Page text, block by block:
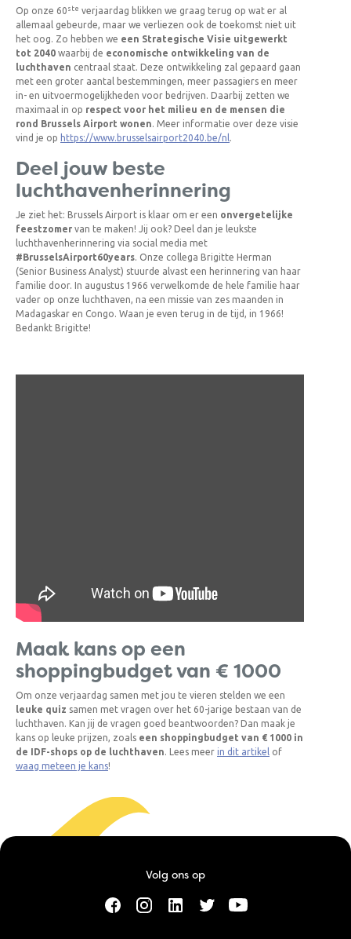
Op onze 60 ste verjaardag blikken we graag terug op wat er al
allemaal gebeurde, maar we verliezen ook de toekomst niet uit
het oog. Zo hebben we een Strategische Visie uitgewerkt
tot 2040 waarbij de economische ontwikkeling van de
luchthaven centraal staat. Deze ontwikkeling zal gepaard gaan
met een groter aantal bestemmingen, meer passagiers en meer
in- en uitvoermogelijkheden voor bedrijven. Daarbij zetten we
maximaal in op respect voor het milieu en de mensen die
rond Brussels Airport wonen. Meer informatie over deze visie
vind je op https://www.brusselsairport2040.be/nl.
Deel jouw beste
luchthavenherinnering
Je ziet het: Brussels Airport is klaar om er een onvergetelijke
feestzomer van te maken! Jij ook? Deel dan je leukste
luchthavenherinnering via social media met
#BrusselsAirport60years. Onze collega Brigitte Herman
(Senior Business Analyst) stuurde alvast een herinnering van haar
familie door. In augustus 1966 verwelkomde de hele familie haar
vader op onze luchthaven, na een missie van zes maanden in
Madagaskar en Congo. Waan je even terug in de tijd, in 1966!
Bedankt Brigitte!
Maak kans op een
shoppingbudget van € 1000
Om onze verjaardag samen met jou te vieren stelden we een
leuke quiz samen met vragen over het 60-jarige bestaan van de
luchthaven. Kan jij de vragen goed beantwoorden? Dan maak je
kans op leuke prijzen, zoals een shoppingbudget van € 1000 in
de IDF-shops op de luchthaven. Lees meer in dit artikel of
waag meteen je kans!
Volg ons op